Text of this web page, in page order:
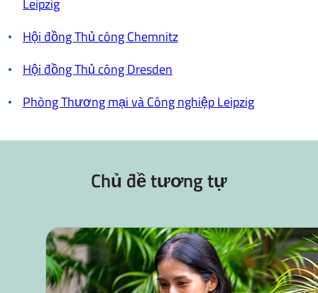
Leipzig
Hội đồng Thủ công Chemnitz
Hội đồng Thủ công Dresden
Phòng Thương mại và Công nghiệp Leipzig
Chủ đề tương tự